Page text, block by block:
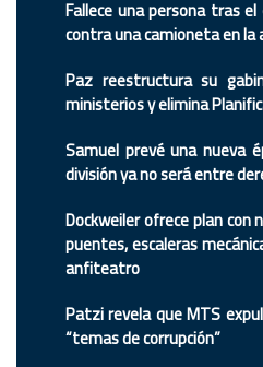
Fallece una persona tras
contra una camioneta en la
Paz reestructura su
ministerios y elimina
Samuel prevé una nueva
división ya no será entre
Dockweiler ofrece plan con
puentes, escaleras
anfiteatro
Patzi revela que MTS
“temas de corrupción”